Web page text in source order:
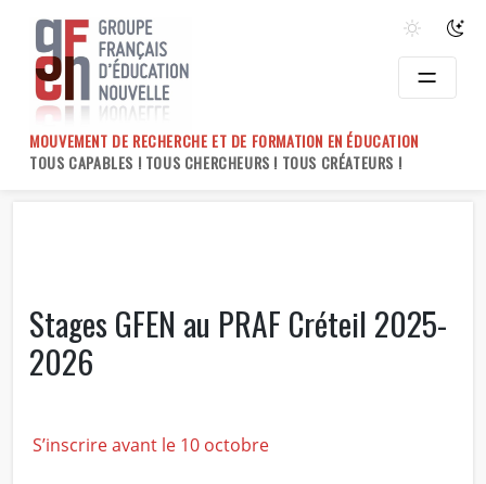
content
MOUVEMENT DE RECHERCHE ET DE FORMATION EN ÉDUCATION
TOUS CAPABLES ! TOUS CHERCHEURS ! TOUS CRÉATEURS !
Stages GFEN au PRAF Créteil 2025-
2026
S’inscrire avant le 10 octobre